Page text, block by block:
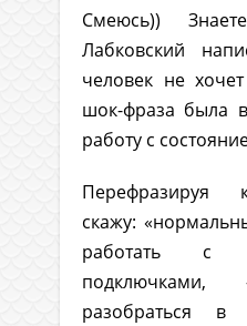
Смеюсь))
Лабковский
человек не
шок-фраза была
работу с
Перефразируя
скажу:
работать с
разобраться в